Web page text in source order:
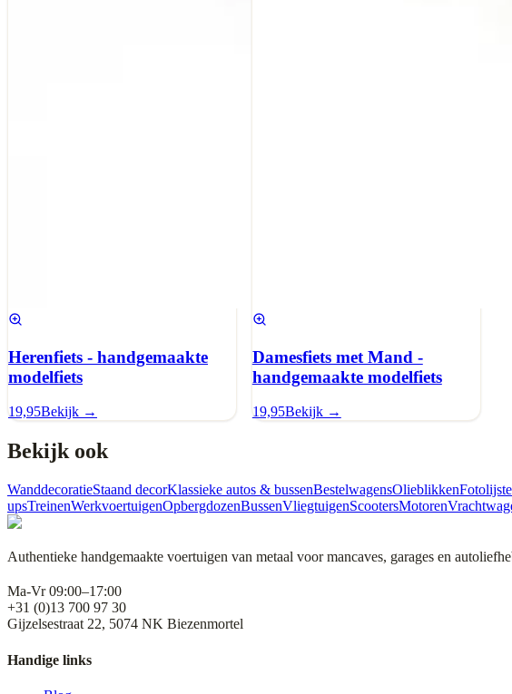
Herenfiets - handgemaakte
modelfiets
19,95Bekijk →
Damesfiets met Mand -
handgemaakte modelfiets
19,95Bekijk →
Bekijk ook
WanddecoratieStaand decorKlassieke autos & bussenBestelwagensOlieblikken
upsTreinenWerkvoertuigenOpbergdozenBussenVliegtuigenScootersMotoren
Authentieke handgemaakte voertuigen van metaal voor mancaves, garages en
Ma-Vr 09:00–17:00
+31 (0)13 700 97 30
Gijzelsestraat 22, 5074 NK Biezenmortel
Handige links